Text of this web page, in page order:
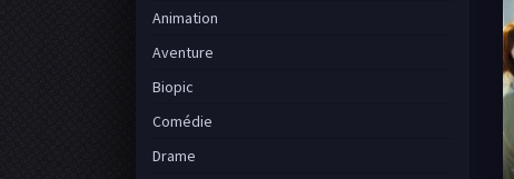
Animation
Aventure
Biopic
Comédie
Drame